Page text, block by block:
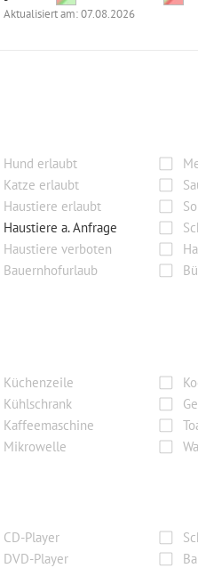
Aktualisiert am: 07.08.2026
Hund erlaubt
Katze erlaubt
Haustiere erlaubt
Haustiere a. Anfrage
Haustiere verboten
Bauernhofurlaub
Küchenzeile
Kühlschrank
Kaffeemaschine
Mikrowelle
CD-Player
DVD-Player